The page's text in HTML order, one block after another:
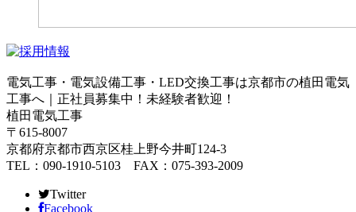
電気工事・電気設備工事・LED交換工事は京都市の植田電気
工事へ｜正社員募集中！未経験者歓迎！
植田電気工事
〒615-8007
京都府京都市西京区桂上野今井町124-3
TEL：090-1910-5103 FAX：075-393-2009
Twitter
Facebook